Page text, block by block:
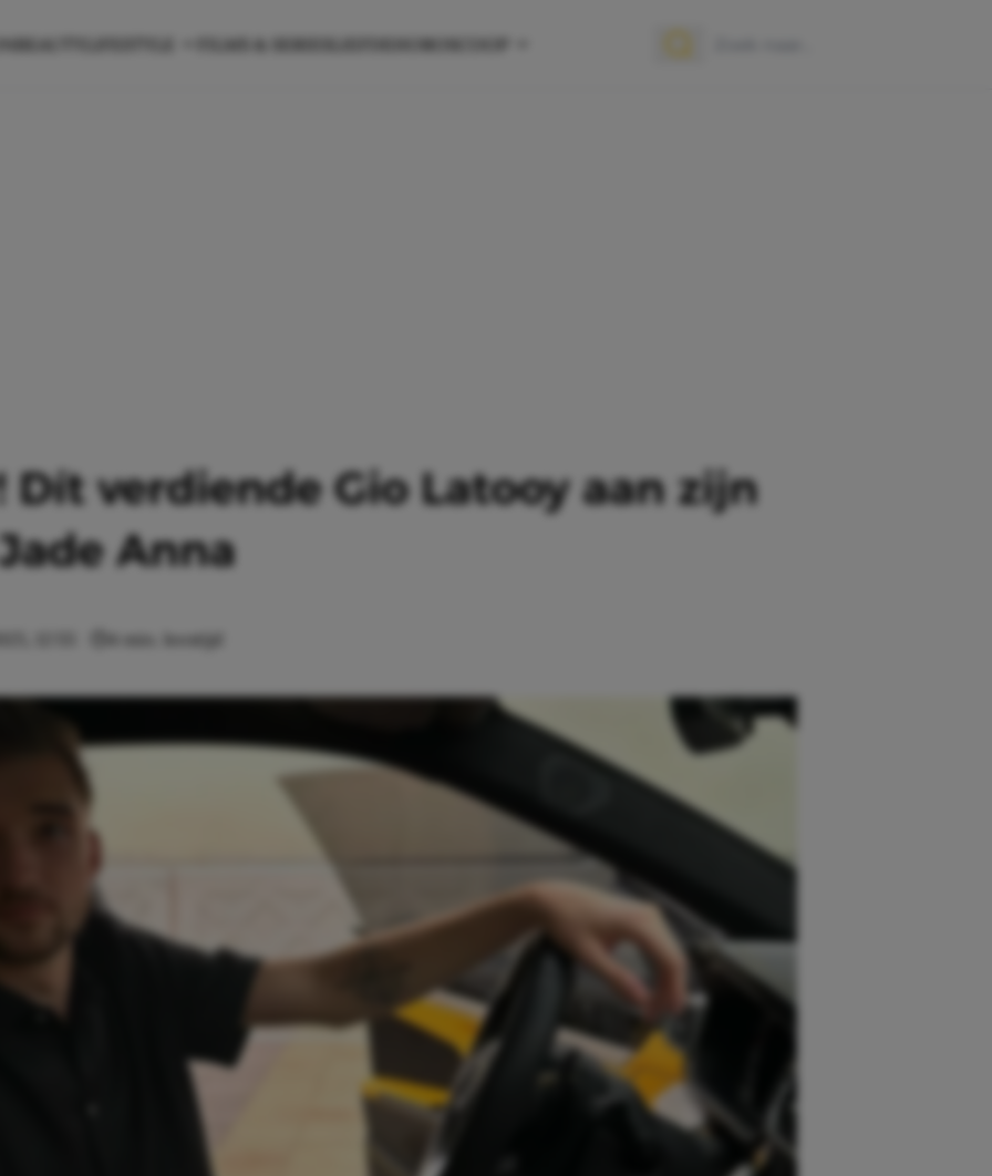
Zoeken
Dít verdiende Gio Latooy aan zijn
Anna